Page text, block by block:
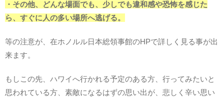
・その他、どんな場面でも、少しでも違和感や恐怖を感じた
ら、すぐに人の多い場所へ逃げる。
等の注意が、在ホノルル日本総領事館のHPで詳しく見る事が出
来ます。
もしこの先、ハワイへ行かれる予定のある方、行ってみたいと
思われている方、素敵になるはずの思い出が、悲しく辛い思い